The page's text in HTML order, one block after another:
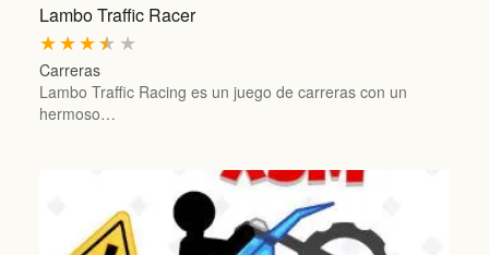
Lambo Traffic Racer
★
★
★
★
★
Carreras
Lambo Traffic Racing es un juego de carreras con un
hermoso…